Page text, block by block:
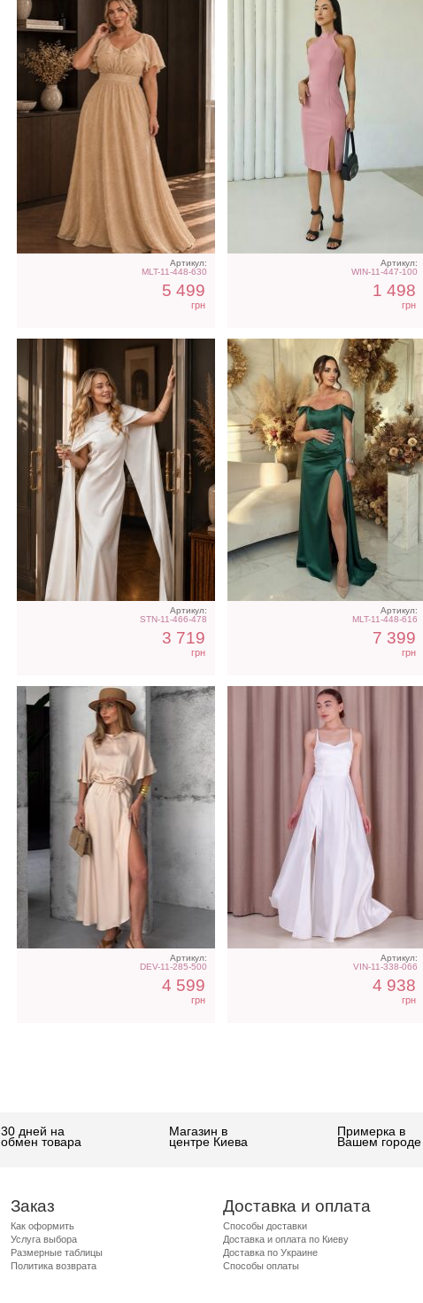
Артикул:
MLT-11-448-630
5 499
грн
Артикул:
WIN-11-447-100
1 498
грн
Вечернее платье
молочного цвета с
накидкой
Артикул:
STN-11-466-478
3 719
грн
Вечернее нарядное
корсетное платье зеленого
цвета
Артикул:
MLT-11-448-616
7 399
грн
Трендовое шелковое
платье в бежевом цвете
Артикул:
DEV-11-285-500
4 599
грн
Атласное длинное платье
на бретелях в белом цвете
Артикул:
VIN-11-338-066
4 938
грн
30 дней на
обмен товара
Магазин в
центре Киева
Примерка в
Вашем городе
Заказ
Как оформить
Услуга выбора
Размерные таблицы
Политика возврата
Доставка и оплата
Способы доставки
Доставка и оплата по Киеву
Доставка по Украине
Способы оплаты